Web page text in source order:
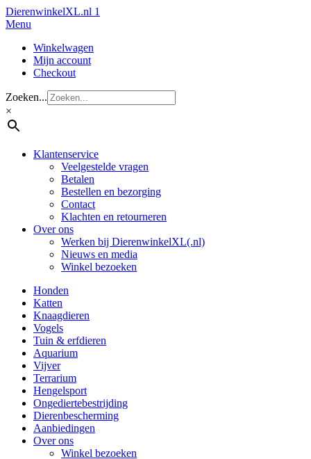
DierenwinkelXL.nl 1
Menu
Winkelwagen
Mijn account
Checkout
Zoeken...
×
Klantenservice
Veelgestelde vragen
Betalen
Bestellen en bezorging
Contact
Klachten en retourneren
Over ons
Werken bij DierenwinkelXL(.nl)
Nieuws en media
Winkel bezoeken
Honden
Katten
Knaagdieren
Vogels
Tuin & erfdieren
Aquarium
Vijver
Terrarium
Hengelsport
Ongediertebestrijding
Dierenbescherming
Aanbiedingen
Over ons
Winkel bezoeken